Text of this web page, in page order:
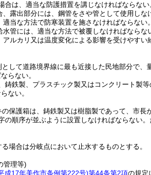
合は、適当な防護措置を講じなければならない
露出部分には、鋼管をさや管として使用しな
当な方法で防寒装置を施さなければならない。
管には、適当な方法で被覆しなければならな
ルカリ又は温度変化による影響を受けやす
して道路境界線に最も近接した民地部分で
らない。
鋳鉄製、プラスチック製又はコンクリート製
ない。
保護箱は、鋳鉄製又は樹脂製であって、市長
の順序が並ぶように設置しなければならない。
場合は分岐点において止水するものとする。
管理等)
成17年美作市条例第222号)第44条第2項の規定